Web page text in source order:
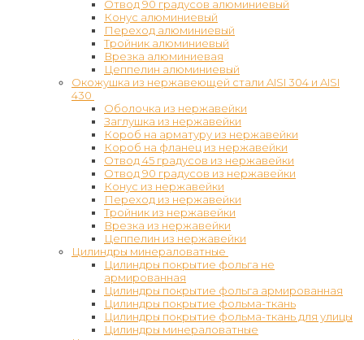
Отвод 90 градусов алюминиевый
Конус алюминиевый
Переход алюминиевый
Тройник алюминиевый
Врезка алюминиевая
Цеппелин алюминиевый
Окожушка из нержавеющей стали AISI 304 и AISI
430
Оболочка из нержавейки
Заглушка из нержавейки
Короб на арматуру из нержавейки
Короб на фланец из нержавейки
Отвод 45 градусов из нержавейки
Отвод 90 градусов из нержавейки
Конус из нержавейки
Переход из нержавейки
Тройник из нержавейки
Врезка из нержавейки
Цеппелин из нержавейки
Цилиндры минераловатные
Цилиндры покрытие фольга не
армированная
Цилиндры покрытие фольга армированная
Цилиндры покрытие фольма-ткань
Цилиндры покрытие фольма-ткань для улицы
Цилиндры минераловатные